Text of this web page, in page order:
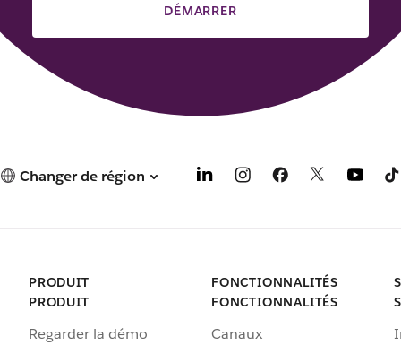
DÉMARRER
Changer de région
PRODUIT
PRODUIT
Regarder la démo
FONCTIONNALITÉS
FONCTIONNALITÉS
Canaux